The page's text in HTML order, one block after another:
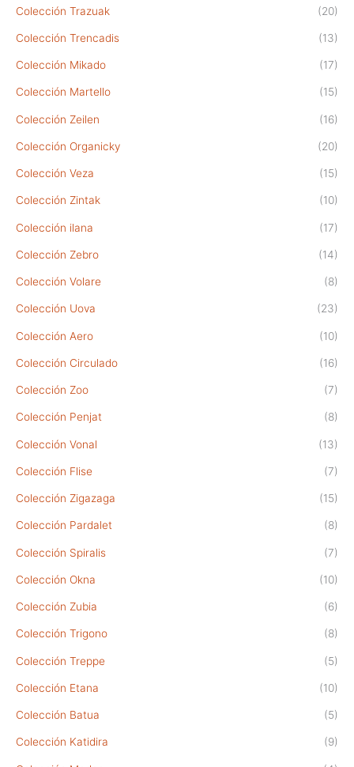
Colección Trazuak (20)
Colección Trencadis (13)
Colección Mikado (17)
Colección Martello (15)
Colección Zeilen (16)
Colección Organicky (20)
Colección Veza (15)
Colección Zintak (10)
Colección ilana (17)
Colección Zebro (14)
Colección Volare (8)
Colección Uova (23)
Colección Aero (10)
Colección Circulado (16)
Colección Zoo (7)
Colección Penjat (8)
Colección Vonal (13)
Colección Flise (7)
Colección Zigazaga (15)
Colección Pardalet (8)
Colección Spiralis (7)
Colección Okna (10)
Colección Zubia (6)
Colección Trigono (8)
Colección Treppe (5)
Colección Etana (10)
Colección Batua (5)
Colección Katidira (9)